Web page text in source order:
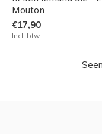
Mouton
€17,90
Incl. btw